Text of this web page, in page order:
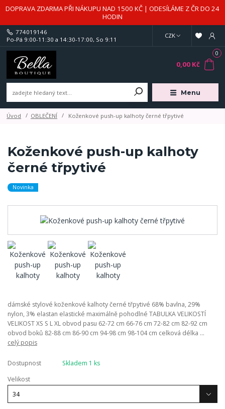
DOPRAVA ZDARMA PŘI NÁKUPU NAD 1500 KČ | ODESÍLÁME Z ČR DO 24
HODIN
Menu
CZK
774019146
Po-Pá 9:00-11:30 a 14:30-17:00, So 9:11
0
0,00 Kč
Úvod OBLEČENÍ Koženkové push-up kalhoty černé třpytivé
Koženkové push-up kalhoty
černé třpytivé
Novinka
dámské stylové koženkové kalhoty černé třpytivé 68% bavlna, 29%
nylon, 3% elastan elastické maximálně pohodlné TABULKA VELIKOSTÍ
VELIKOST XS S L XL obvod pasu 62-72 cm 66-76 cm 72-82 cm 82-92 cm
obvod boků 82-88 cm 86-90 cm 94-98 cm 98-104 cm celková délka ...
celý popis
Dostupnost
Skladem 1 ks
Velikost